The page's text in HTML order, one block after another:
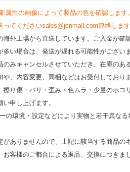
属性の画像によって製品の色を確認しま
てくださいsales@jcnmall.com連絡します
外工場から直送しています。ご入金が確
多い場合は、発送が遅れる可能性がござい
みキャンセルさせていただき、在庫のあ
、内容変更、同梱などはお受付しており
り傷・バリ・歪み・色ムラ・少量のホコ
申し上げます。
の環境・設定などにより実物と若⼲異なる
ありませんので、上記に該当する商品の
お客様のご都合による返品、交換につきま